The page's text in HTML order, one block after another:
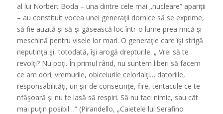
al lui Norbert Boda – una dintre cele mai „nucleare” apariţii
– au constituit vocea unei generaţii dornice să se exprime,
să fie auzită şi să-şi găsească loc într-o lume prea mică şi
meschină pentru visele lor mari. O generaţie care îşi strigă
neputinţa şi, totodată, îşi arogă drepturile. „ Vrei să te
revolţi? Nu poţi. În primul rând, nu suntem liberi să facem
ce am dori; vremurile, obiceiurile celorlalţi… datoriile,
responsabilităţi, un şir de consecinţe, fire, tentacule ce te-
nfăşoară şi nu te lasă să respiri. Să nu faci nimic, sau cât
mai puţin posibil…” (Pirandello, „Caietele lui Serafino